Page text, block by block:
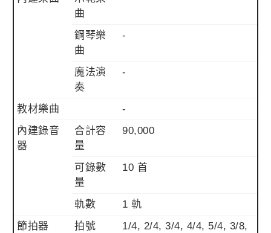
曲
鋼琴樂
曲
-
魔法演
奏
-
教材樂曲
-
內建錄音
器
合計容
量
90,000
可錄數
量
10 首
軌數
1 軌
節拍器
拍號
1/4, 2/4, 3/4, 4/4, 5/4, 3/8,